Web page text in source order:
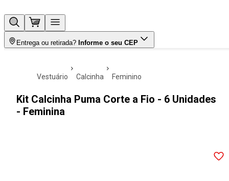
Entrega ou retirada? Informe o seu CEP
vestuário calcinha feminino
Kit Calcinha Puma Corte a Fio - 6 Unidades
- Feminina